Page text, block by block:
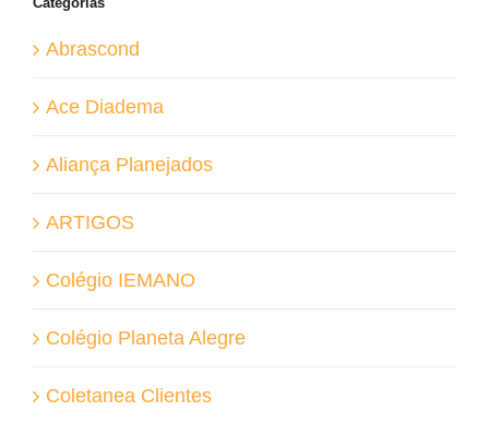
Abrascond
Ace Diadema
Aliança Planejados
ARTIGOS
Colégio IEMANO
Colégio Planeta Alegre
Coletanea Clientes